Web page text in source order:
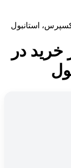
استانبول
در